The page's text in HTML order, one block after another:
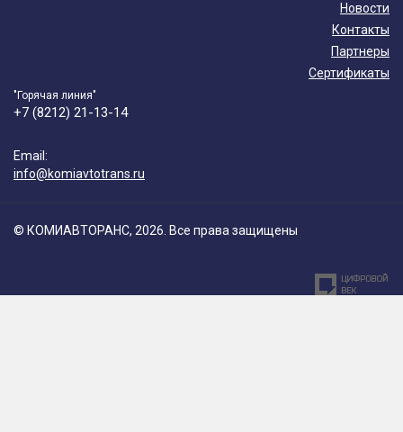
Новости
Контакты
Партнеры
Сертификаты
"Горячая линия"
+7 (8212) 21-13-14
Email:
info@komiavtotrans.ru
© КОМИАВТОРАНС, 2026. Все права защищены